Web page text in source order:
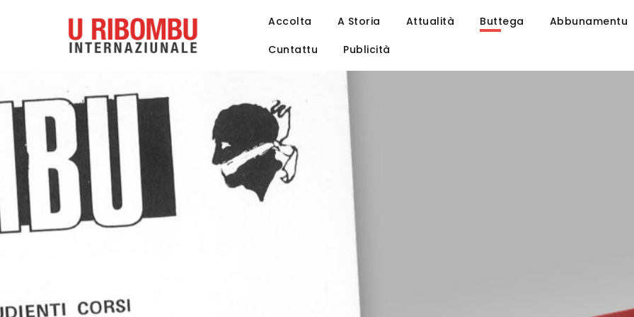
Accolta A Storia Attualità Buttega
Abbunamentu
Cuntattu
Publicità